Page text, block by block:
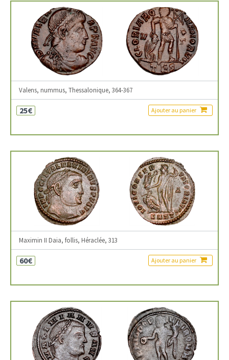
Valens, nummus, Thessalonique, 364-367
25€ Ajouter au panier
Maximin II Daia, follis, Héraclée, 313
60€ Ajouter au panier